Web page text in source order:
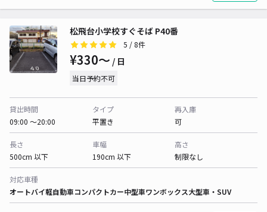
松飛台小学校すぐそば P40番
5 / 8件
¥330〜 / 日
当日予約不可
貸出時間
09:00 〜20:00
タイプ
平置き
再入庫
可
長さ
500cm 以下
車幅
190cm 以下
高さ
制限なし
対応車種
オートバイ軽自動車コンパクトカー中型車ワンボックス大型車・SUV